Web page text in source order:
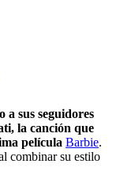
a sus seguidores
la canción que
película Barbie.
combinar su estilo